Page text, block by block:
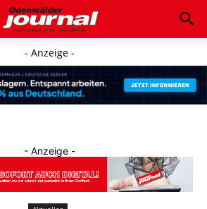
- Anzeige -
- Anzeige -